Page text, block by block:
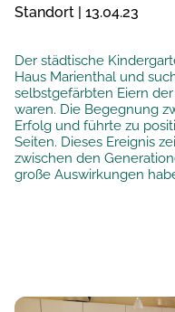
Standort | 13.04.23
Der städtische
Haus Marienthal und
selbstgefärbten Eiern
waren. Die Begegnung
Erfolg und führte zu
Seiten. Dieses Ereignis
zwischen den
große Auswirkungen